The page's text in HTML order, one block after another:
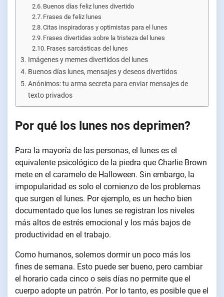
Buenos días feliz lunes divertido
Frases de feliz lunes
Citas inspiradoras y optimistas para el lunes
Frases divertidas sobre la tristeza del lunes
Frases sarcásticas del lunes
Imágenes y memes divertidos del lunes
Buenos días lunes, mensajes y deseos divertidos
Anónimos: tu arma secreta para enviar mensajes de
texto privados
Por qué los lunes nos deprimen?
Para la mayoría de las personas, el lunes es el
equivalente psicológico de la piedra que Charlie Brown
mete en el caramelo de Halloween. Sin embargo, la
impopularidad es solo el comienzo de los problemas
que surgen el lunes. Por ejemplo, es un hecho bien
documentado que los lunes se registran los niveles
más altos de estrés emocional y los más bajos de
productividad en el trabajo.
Como humanos, solemos dormir un poco más los
fines de semana. Esto puede ser bueno, pero cambiar
el horario cada cinco o seis días no permite que el
cuerpo adopte un patrón. Por lo tanto, es posible que el